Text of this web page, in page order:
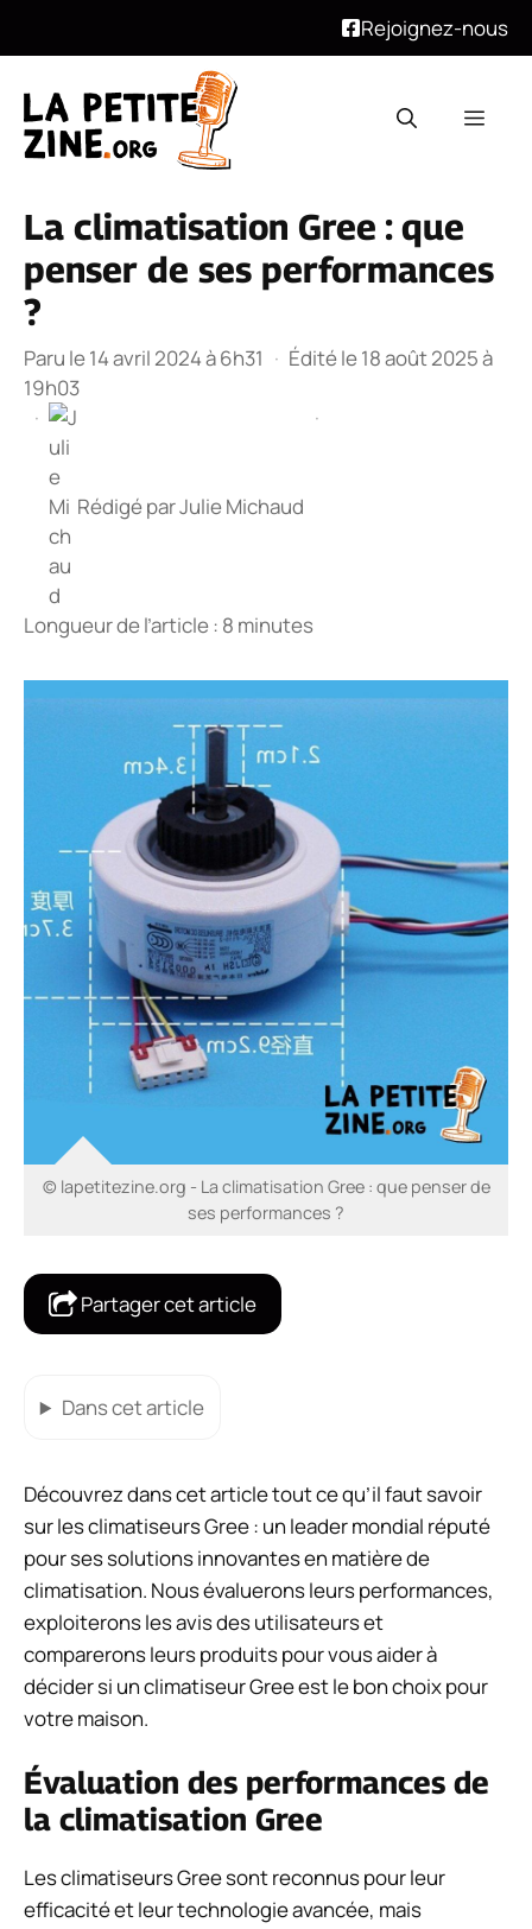
Rejoignez-nous
contenu
La climatisation Gree : que
penser de ses performances
?
Paru le 14 avril 2024 à 6h31 · Édité le 18 août 2025 à
19h03
·
Rédigé parJulie Michaud
·
Longueur de l’article : 8 minutes
© lapetitezine.org - La climatisation Gree : que penser de
ses performances ?
Partager cet article
Dans cet article
Découvrez dans cet article tout ce qu’il faut savoir
sur les climatiseurs Gree : un leader mondial réputé
pour ses solutions innovantes en matière de
climatisation. Nous évaluerons leurs performances,
exploiterons les avis des utilisateurs et
comparerons leurs produits pour vous aider à
décider si un climatiseur Gree est le bon choix pour
votre maison.
Évaluation des performances de
la climatisation Gree
Les climatiseurs Gree sont reconnus pour leur
efficacité et leur technologie avancée, mais